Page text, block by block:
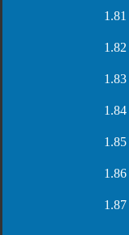
1.81
1.82
1.83
1.84
1.85
1.86
1.87